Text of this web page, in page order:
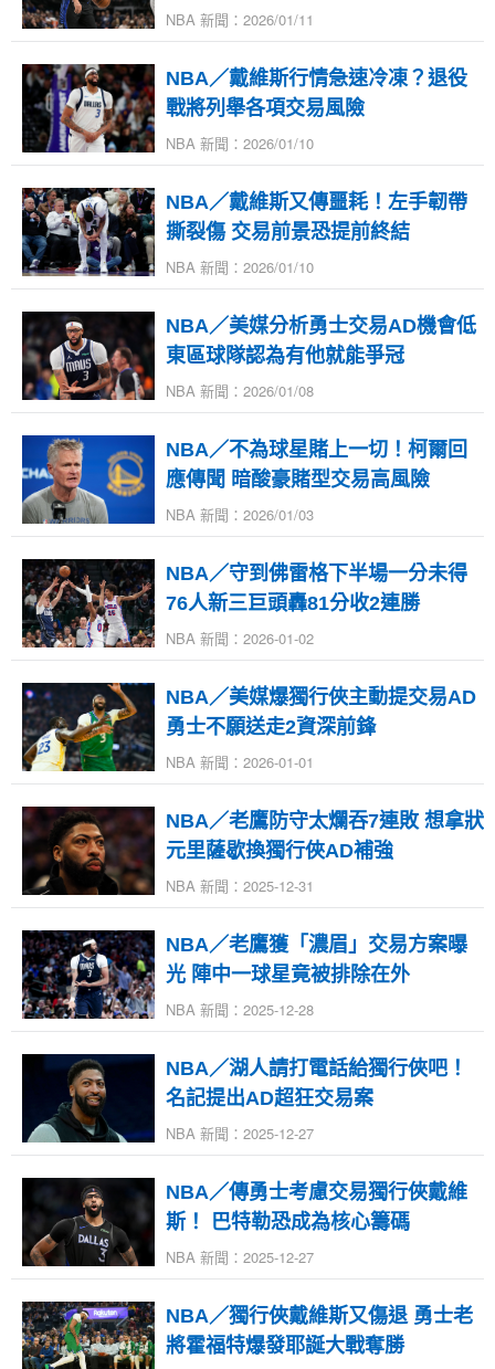
NBA 新聞：2026/01/11
NBA／戴維斯行情急速冷凍？退役
戰將列舉各項交易風險
NBA 新聞：2026/01/10
NBA／戴維斯又傳噩耗！左手韌帶
撕裂傷 交易前景恐提前終結
NBA 新聞：2026/01/10
NBA／美媒分析勇士交易AD機會低
東區球隊認為有他就能爭冠
NBA 新聞：2026/01/08
NBA／不為球星賭上一切！柯爾回
應傳聞 暗酸豪賭型交易高風險
NBA 新聞：2026/01/03
NBA／守到佛雷格下半場一分未得
76人新三巨頭轟81分收2連勝
NBA 新聞：2026-01-02
NBA／美媒爆獨行俠主動提交易AD
勇士不願送走2資深前鋒
NBA 新聞：2026-01-01
NBA／老鷹防守太爛吞7連敗 想拿狀
元里薩歇換獨行俠AD補強
NBA 新聞：2025-12-31
NBA／老鷹獲「濃眉」交易方案曝
光 陣中一球星竟被排除在外
NBA 新聞：2025-12-28
NBA／湖人請打電話給獨行俠吧！
名記提出AD超狂交易案
NBA 新聞：2025-12-27
NBA／傳勇士考慮交易獨行俠戴維
斯！ 巴特勒恐成為核心籌碼
NBA 新聞：2025-12-27
NBA／獨行俠戴維斯又傷退 勇士老
將霍福特爆發耶誕大戰奪勝